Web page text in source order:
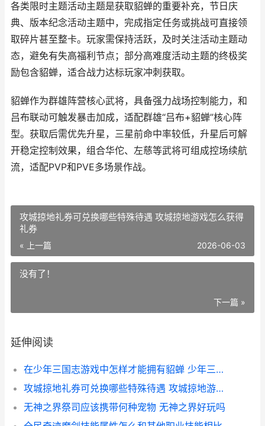
各类限时主题活动主题是获取貂蝉的重要补充，节日庆
典、版本纪念活动主题中，完成指定任务或挑战可直接领
取碎片甚至整卡。玩家需保持活跃，及时关注活动主题动
态，避免有失高福利节点；部分高难度活动主题的终极奖
励包含貂蝉，适合战力达标玩家冲刺获取。
貂蝉作为群雄阵营核心武将，具备强力战场控制能力，和
吕布联动可触发暴击加成，适配群雄“吕布+貂蝉”核心阵
型。获取后需优先升星，三星前命中率较低，升星后可解
开稳定控制效果，组合华佗、左慈等武将可组成控场续航
流，适配PVP和PVE多场景作战。
攻城掠地礼券可兑换哪些特殊待遇 攻城掠地游戏怎么获得
礼券
« 上一篇 2026-06-03
没有了！
下一篇 »
延伸阅读
在少年三国志游戏中怎样才能拥有貂蝉 少年三国志游戏图片
攻城掠地礼券可兑换哪些特殊待遇 攻城掠地游戏怎么获得礼券
无神之界祭司应该携带何种宠物 无神之界好玩吗